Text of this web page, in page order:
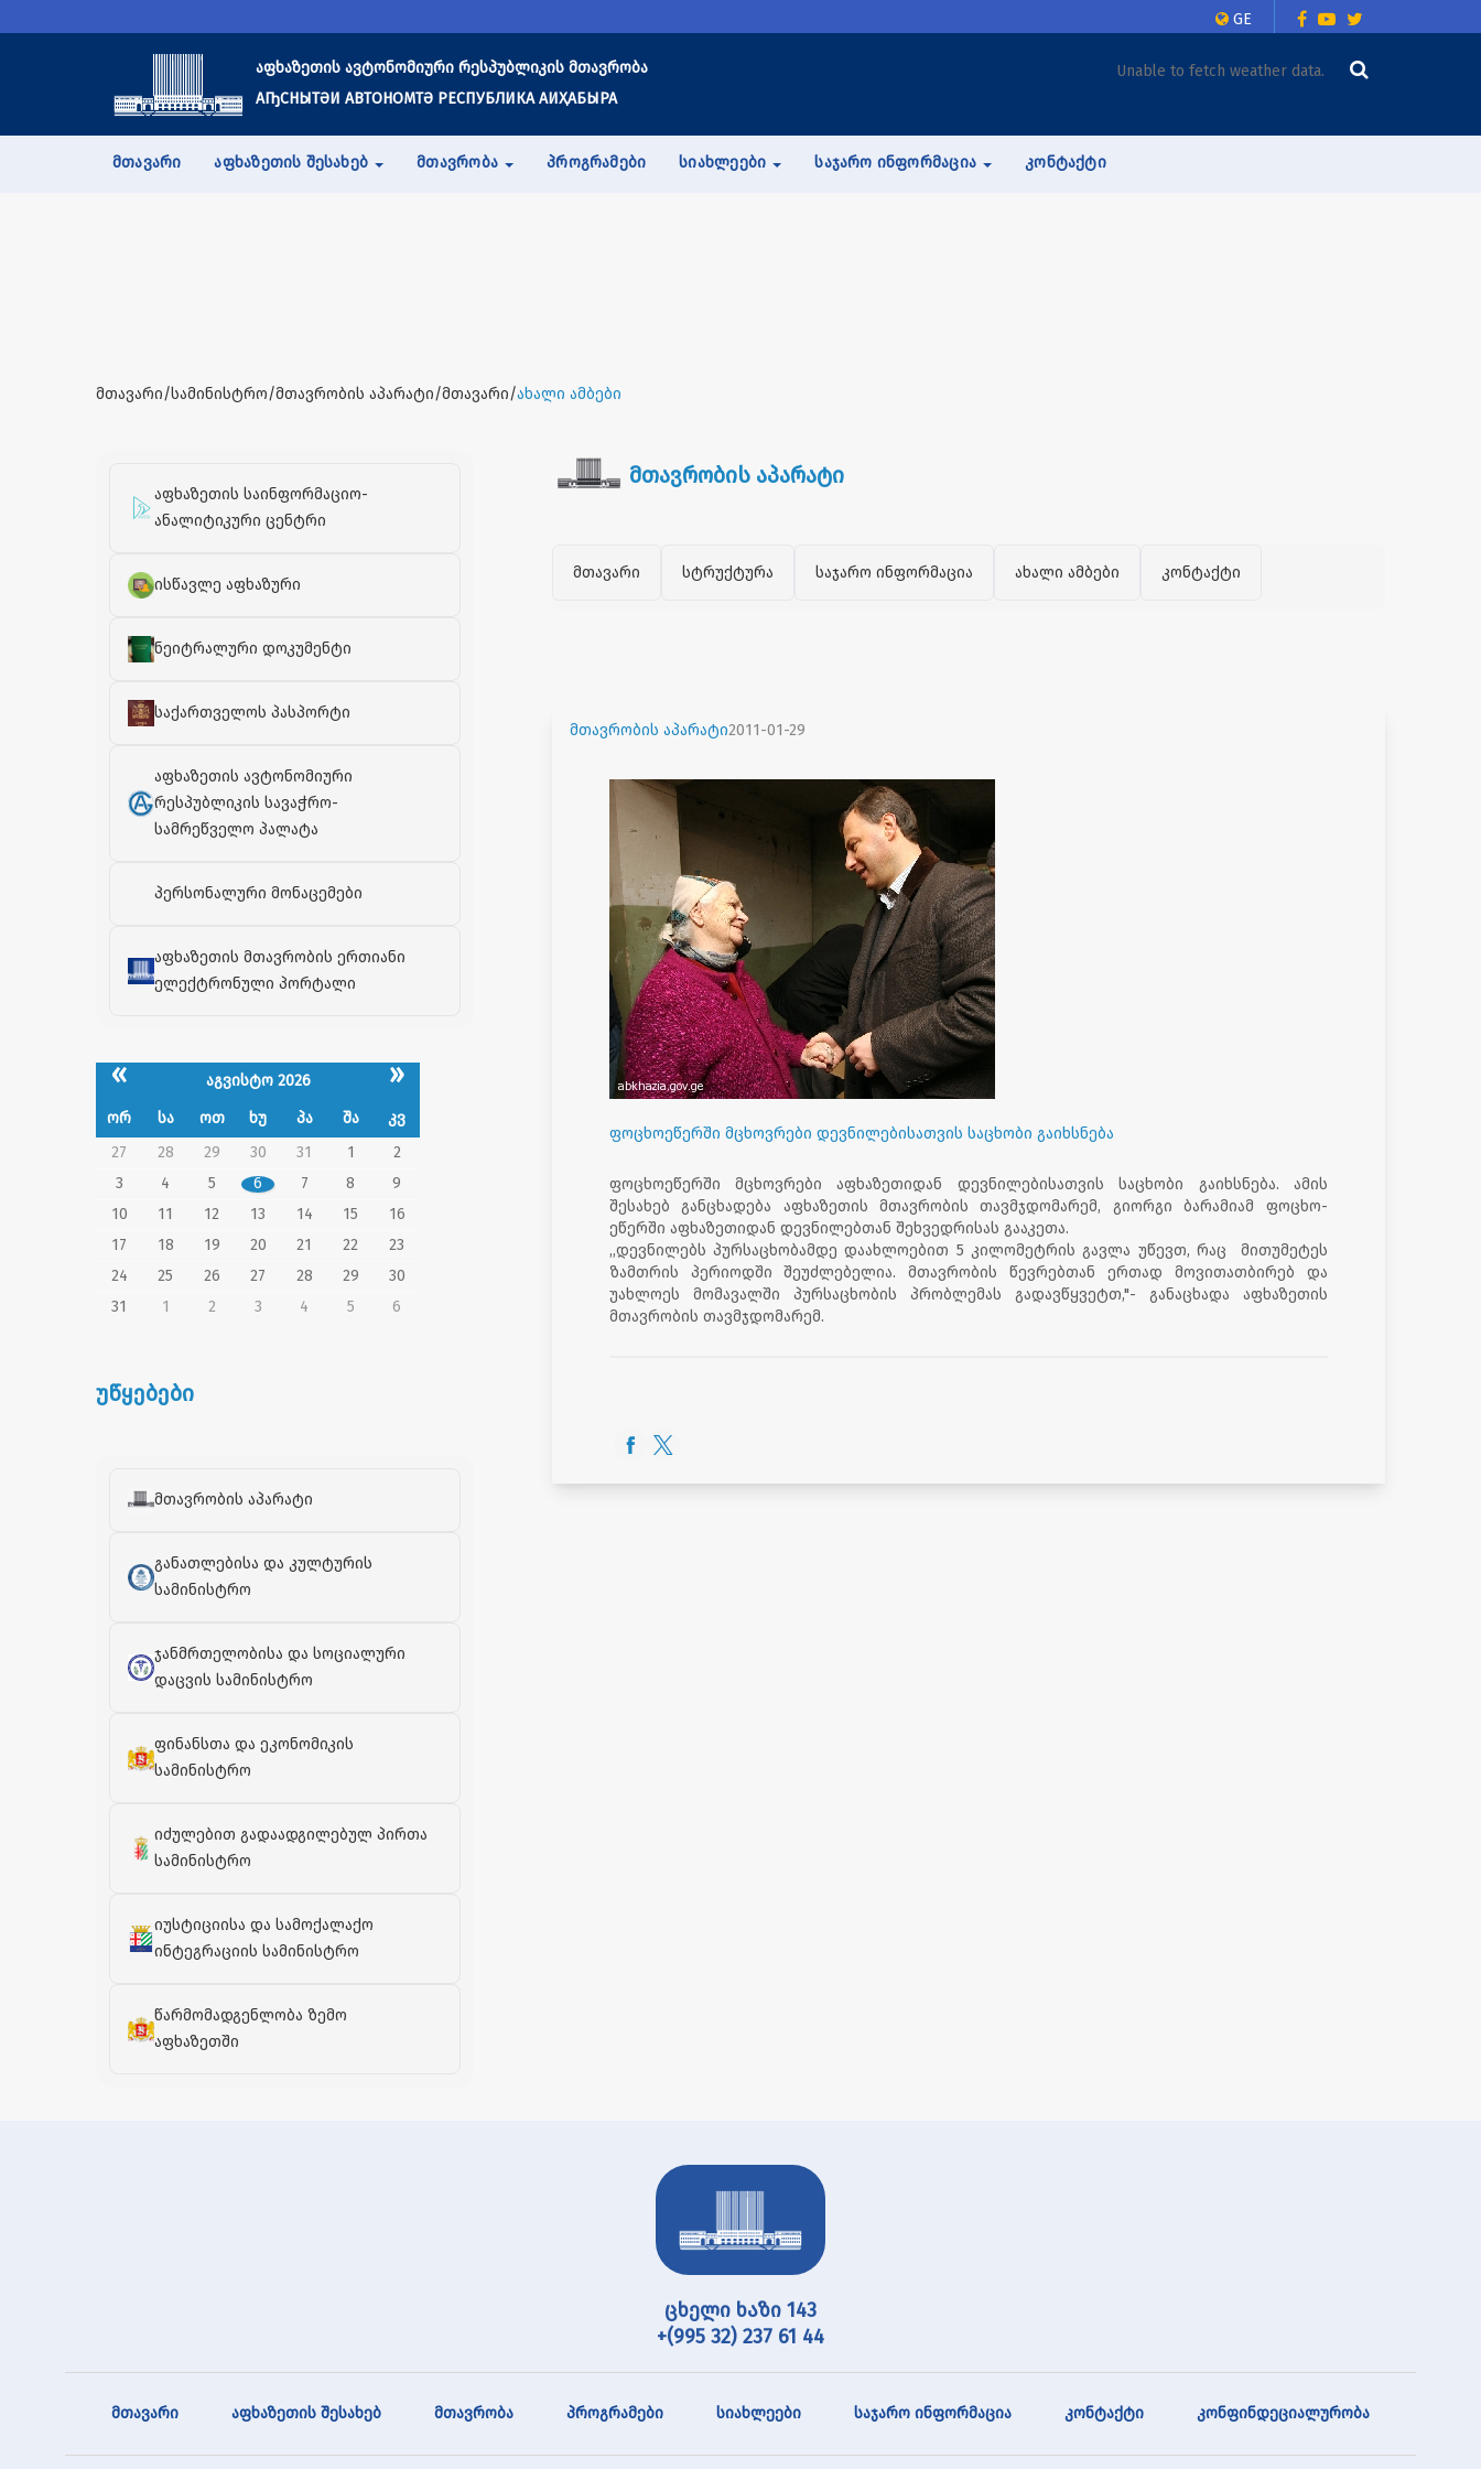
GE
აფხაზეთის ავტონომიური რესპუბლიკის მთავრობა
АҦСНЫТӘИ АВТОНОМТӘ РЕСПУБЛИКА АИҲАБЫРА
Unable to fetch weather data.
ᲛᲗᲐᲕᲐᲠᲘ ᲐᲤᲮᲐᲖᲔᲗᲘᲡ ᲨᲔᲡᲐᲮᲔᲑ ᲛᲗᲐᲕᲠᲝᲑᲐ ᲞᲠᲝᲒᲠᲐᲛᲔᲑᲘ ᲡᲘᲐᲮᲚᲔᲔᲑᲘ ᲡᲐᲯᲐᲠᲝ ᲘᲜᲤᲝᲠᲛᲐᲪᲘᲐ ᲙᲝᲜᲢᲐᲥᲢᲘ
მთავარი/სამინისტრო/მთავრობის აპარატი/მთავარი/ახალი ამბები
აფხაზეთის საინფორმაციო-
ანალიტიკური ცენტრი
ისწავლე აფხაზური
ნეიტრალური დოკუმენტი
საქართველოს პასპორტი
აფხაზეთის ავტონომიური
რესპუბლიკის სავაჭრო-
სამრეწველო პალატა
პერსონალური მონაცემები
აფხაზეთის მთავრობის ერთიანი
ელექტრონული პორტალი
« აგვისტო 2026 »
ორ სა ოთ ხუ პა შა
კვ
27
28 29 30 31 1
2
3
4 5 6 7 8
9
10
11 12 13 14 15
16
17
18 19 20 21 22
23
24
25 26 27 28 29
30
31
1 2 3 4 5 6
უწყებები
მთავრობის აპარატი
განათლებისა და კულტურის
სამინისტრო
ჯანმრთელობისა და სოციალური
დაცვის სამინისტრო
ფინანსთა და ეკონომიკის
სამინისტრო
იძულებით გადაადგილებულ პირთა
სამინისტრო
იუსტიციისა და სამოქალაქო
ინტეგრაციის სამინისტრო
წარმომადგენლობა ზემო
აფხაზეთში
მთავრობის აპარატი
მთავარი სტრუქტურა საჯარო ინფორმაცია ახალი ამბები კონტაქტი
მთავრობის აპარატი2011-01-29
ფოცხოეწერში მცხოვრები დევნილებისათვის საცხობი გაიხსნება
ფოცხოეწერში მცხოვრები აფხაზეთიდან დევნილებისათვის საცხობი გაიხსნება. ამის
შესახებ განცხადება აფხაზეთის მთავრობის თავმჯდომარემ, გიორგი ბარამიამ ფოცხო-
ეწერში აფხაზეთიდან დევნილებთან შეხვედრისას გააკეთა.
,,დევნილებს პურსაცხობამდე დაახლოებით 5 კილომეტრის გავლა უწევთ, რაც მითუმეტეს
ზამთრის პერიოდში შეუძლებელია. მთავრობის წევრებთან ერთად მოვითათბირებ და
უახლოეს მომავალში პურსაცხობის პრობლემას გადავწყვეტთ,"- განაცხადა აფხაზეთის
მთავრობის თავმჯდომარემ.
ცხელი ხაზი 143
+(995 32) 237 61 44
მთავარი აფხაზეთის შესახებ მთავრობა პროგრამები სიახლეები საჯარო ინფორმაცია კონტაქტი კონფინდეციალურობა